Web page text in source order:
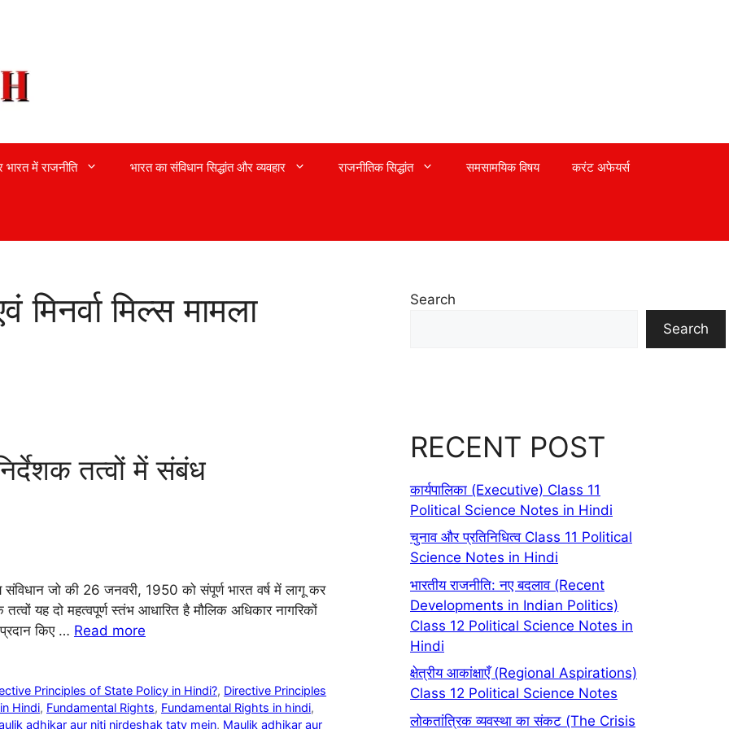
भारत में राजनीति भारत का संविधान सिद्धांत और व्यवहार राजनीतिक सिद्धांत समसामयिक विषय करंट अफेयर्स
मिनर्वा मिल्स मामला
तत्वों में संबंध
जो की 26 जनवरी, 1950 को संपूर्ण भारत वर्ष में लागू कर
यह दो महत्वपूर्ण स्तंभ आधारित है मौलिक अधिकार नागरिकों
किए … Read more
Principles of State Policy in Hindi?, Directive Principles
Hindi, Fundamental Rights, Fundamental Rights in hindi,
adhikar aur niti nirdeshak tatv mein, Maulik adhikar aur
Search
Search
RECENT POST
कार्यपालिका (Executive) Class 11
Political Science Notes in Hindi
चुनाव और प्रतिनिधित्व Class 11 Political
Science Notes in Hindi
भारतीय राजनीति: नए बदलाव (Recent
Developments in Indian Politics)
Class 12 Political Science Notes in
Hindi
क्षेत्रीय आकांक्षाएँ (Regional Aspirations)
Class 12 Political Science Notes
लोकतांत्रिक व्यवस्था का संकट (The Crisis